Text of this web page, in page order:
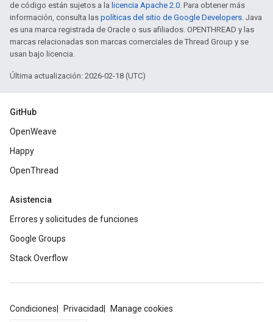
de código están sujetos a la licencia Apache 2.0. Para obtener más
información, consulta las políticas del sitio de Google Developers. Java
es una marca registrada de Oracle o sus afiliados. OPENTHREAD y las
marcas relacionadas son marcas comerciales de Thread Group y se
usan bajo licencia.
Última actualización: 2026-02-18 (UTC)
GitHub
OpenWeave
Happy
OpenThread
Asistencia
Errores y solicitudes de funciones
Google Groups
Stack Overflow
Condiciones Privacidad Manage cookies